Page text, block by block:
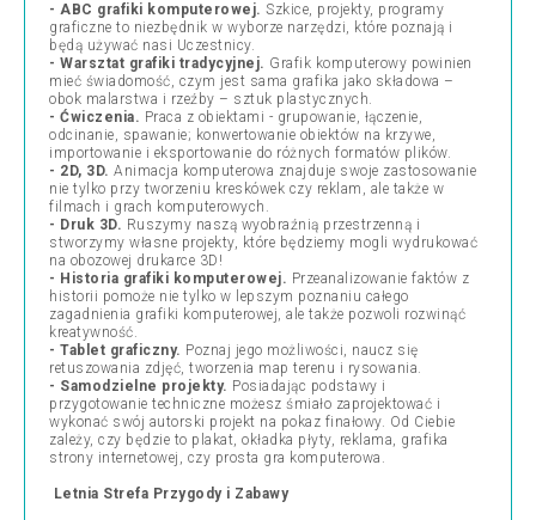
- ABC grafiki komputerowej. Szkice, projekty, programy
graficzne to niezbędnik w wyborze narzędzi, które poznają i
będą używać nasi Uczestnicy.
- Warsztat grafiki tradycyjnej. Grafik komputerowy powinien
mieć świadomość, czym jest sama grafika jako składowa –
obok malarstwa i rzeźby – sztuk plastycznych.
- Ćwiczenia. Praca z obiektami - grupowanie, łączenie,
odcinanie, spawanie; konwertowanie obiektów na krzywe,
importowanie i eksportowanie do różnych formatów plików.
- 2D, 3D. Animacja komputerowa znajduje swoje zastosowanie
nie tylko przy tworzeniu kreskówek czy reklam, ale także w
filmach i grach komputerowych.
- Druk 3D. Ruszymy naszą wyobraźnią przestrzenną i
stworzymy własne projekty, które będziemy mogli wydrukować
na obozowej drukarce 3D!
- Historia grafiki komputerowej. Przeanalizowanie faktów z
historii pomoże nie tylko w lepszym poznaniu całego
zagadnienia grafiki komputerowej, ale także pozwoli rozwinąć
kreatywność.
- Tablet graficzny. Poznaj jego możliwości, naucz się
retuszowania zdjęć, tworzenia map terenu i rysowania.
- Samodzielne projekty. Posiadając podstawy i
przygotowanie techniczne możesz śmiało zaprojektować i
wykonać swój autorski projekt na pokaz finałowy. Od Ciebie
zależy, czy będzie to plakat, okładka płyty, reklama, grafika
strony internetowej, czy prosta gra komputerowa.
Letnia Strefa Przygody i Zabawy